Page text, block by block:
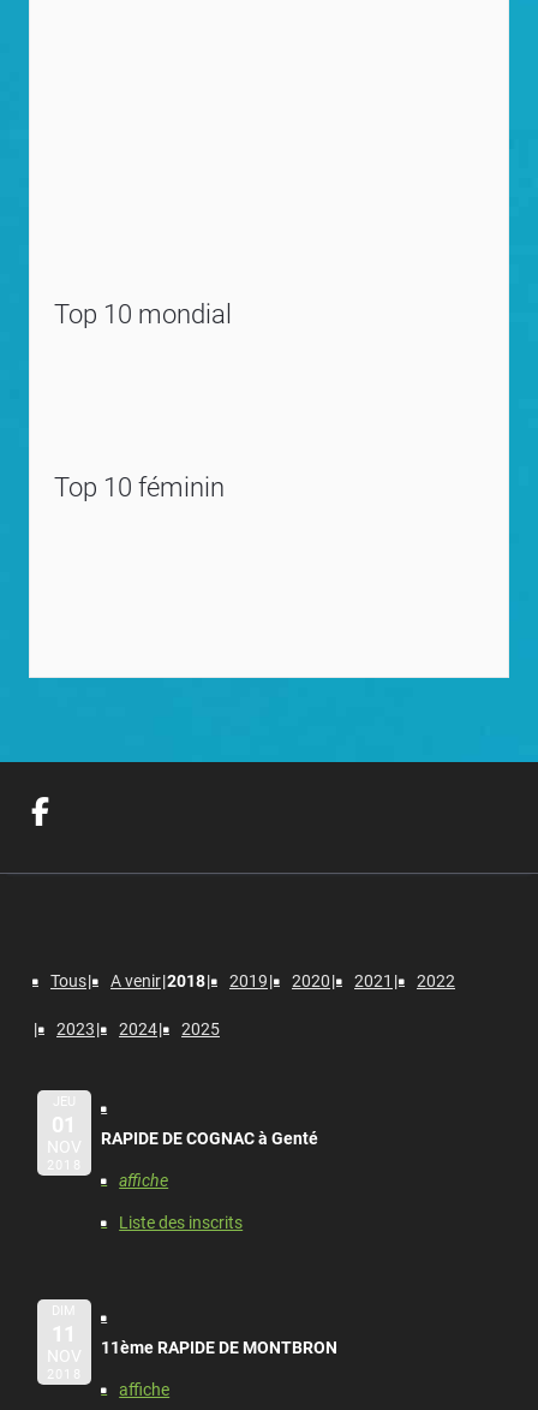
Top 10 mondial
Top 10 féminin
Tous A venir 2018 2019 2020 2021 2022
2023 2024 2025
JEU
01
NOV
2018
RAPIDE DE COGNAC à Genté
affiche
Liste des inscrits
DIM
11
NOV
2018
11ème RAPIDE DE MONTBRON
affiche